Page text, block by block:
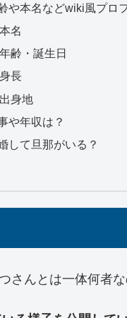
や本名などwiki風プロ
名
齢・誕生日
長
身地
や年収は？
して旦那がいる？
んとは一体何者な